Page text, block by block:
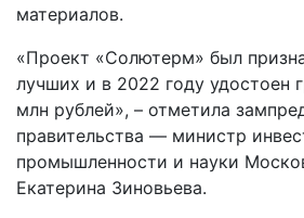
материалов.
«Проект «Солютерм» был
лучших и в 2022 году удостоен
млн рублей», – отметила
правительства — министр
промышленности и науки
Екатерина Зиновьева.